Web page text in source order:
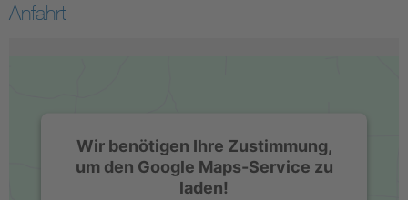
Anfahrt
Wir benötigen Ihre Zustimmung,
um den Google Maps-Service zu
laden!